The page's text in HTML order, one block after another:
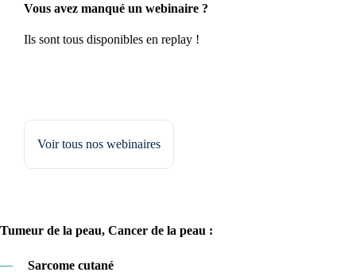
Vous avez manqué un webinaire ?
Ils sont tous disponibles en replay !
Voir tous nos webinaires
Tumeur de la peau, Cancer de la peau :
— Sarcome cutané